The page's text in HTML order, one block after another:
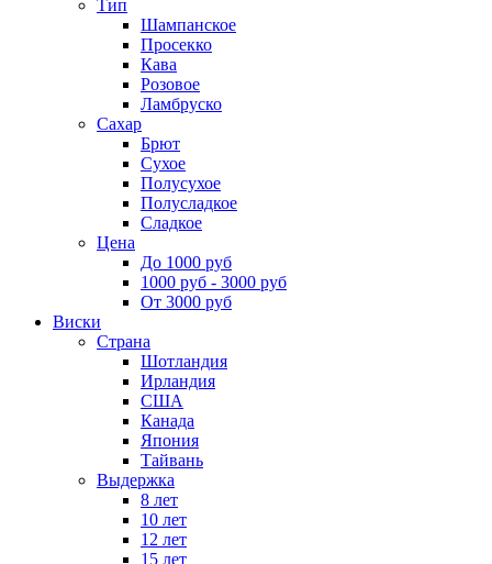
Тип
Шампанское
Просекко
Кава
Розовое
Ламбруско
Сахар
Брют
Сухое
Полусухое
Полусладкое
Сладкое
Цена
До 1000 руб
1000 руб - 3000 руб
От 3000 руб
Виски
Страна
Шотландия
Ирландия
США
Канада
Япония
Тайвань
Выдержка
8 лет
10 лет
12 лет
15 лет